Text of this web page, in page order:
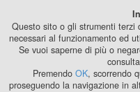
Questo sito o gli strumenti terzi
necessari al funzionamento ed
Se vuoi saperne di più o
Premendo OK, scorrendo
proseguendo la navigazione in